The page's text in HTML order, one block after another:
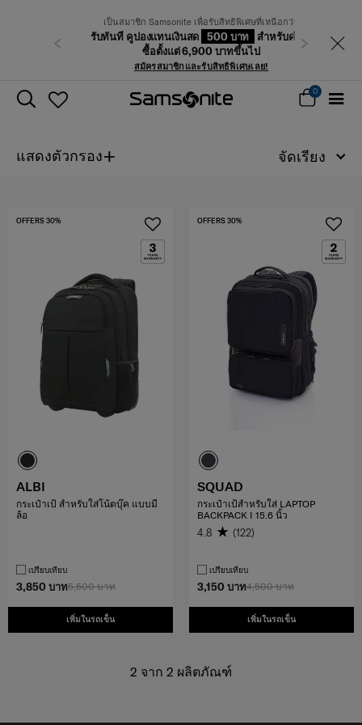
เป็นสมาชิก Samsonite เพื่อรับสิทธิพิเศษที่เหนือกว่า
รับทันที คูปองแทนเงินสด 500 บาท สำหรับคำสั่ง
ซื้อตั้งแต่ 6,900 บาทขึ้นไป
สมัครสมาชิกและรับสิทธิพิเศษเลย!
ก่อนหน้า ถัดไป
0
แสดงตัวกรอง+ จัดเรียง
5,500 บาท
3,850 บาท
เพิ่มในรถเข็น
OFFERS 30%
ALBI
กระเป๋าเป้ สำหรับใส่โน้ตบุ๊ค แบบมี
ล้อ
เปรียบเทียบ
4,500 บาท
3,150 บาท
เพิ่มในรถเข็น
OFFERS 30%
SQUAD
กระเป๋าเป้สำหรับใส่ LAPTOP
BACKPACK I 15.6 นิ้ว
4.8 (122)
เปรียบเทียบ
2 จาก 2 ผลิตภัณฑ์